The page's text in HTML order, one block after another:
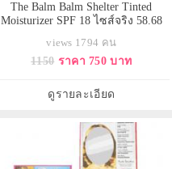
The Balm Balm Shelter Tinted
Moisturizer SPF 18 ไซส์จริง 58.68
รองพื้น เนื้อบางเบา สำหรับคนที่ไม่
ชอบรองพื้นหนาๆ แต่ต้องการความ
หน้าดูเป็นธรรมชาติ กระจ่างใส ซึ่ง
ตัวนี้จะมีมอยเจอร์ไ
views 1794 คน
1150 ราคา 750 บาท
ดูรายละเอียด